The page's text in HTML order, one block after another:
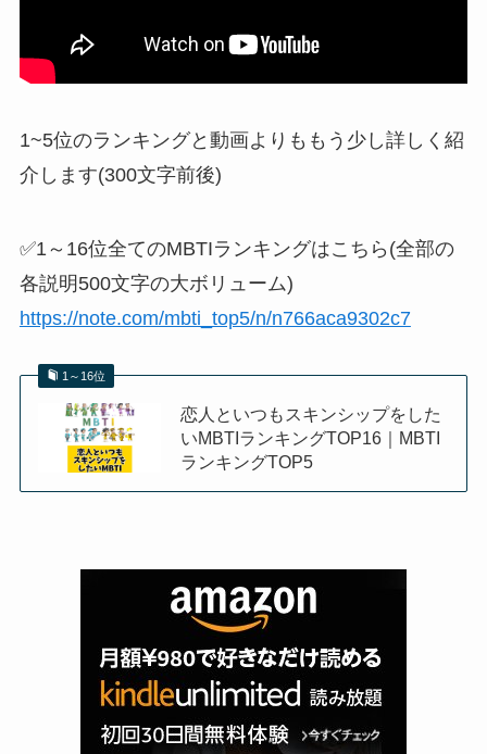
1~5位のランキングと動画よりももう少し詳しく紹
介します(300文字前後)
✅1～16位全てのMBTIランキングはこちら(全部の
各説明500文字の大ボリューム)
https://note.com/mbti_top5/n/n766aca9302c7
1～16位
恋人といつもスキンシップをした
いMBTIランキングTOP16｜MBTI
ランキングTOP5